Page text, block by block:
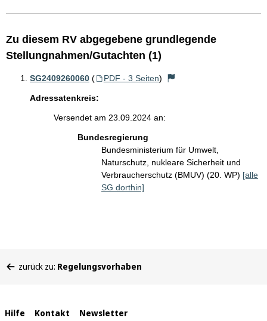
Zu diesem RV abgegebene grundlegende
Stellungnahmen/Gutachten (1)
SG2409260060 ( PDF - 3 Seiten)
Adressatenkreis:
Versendet am 23.09.2024 an:
Bundesregierung
Bundesministerium für Umwelt,
Naturschutz, nukleare Sicherheit und
Verbraucherschutz (BMUV) (20. WP) [alle
SG dorthin]
befinden
zurück zu: Regelungsvorhaben
Interne
Hilfe Kontakt Newsletter